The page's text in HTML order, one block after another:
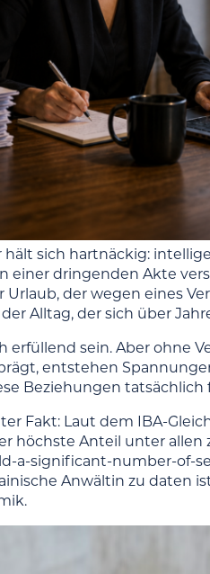
sich hartnäckig:
einer dringenden Akte
der wegen eines
Alltag, der sich über
sein. Aber ohne
entstehen
Beziehungen
Fakt: Laut dem IBA-
höchste Anteil unter
a-significant-number-of-
Anwältin zu daten